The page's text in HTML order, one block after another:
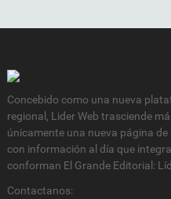
Concebido como una nueva
regional, Lider Web trasciende
únicamente una nueva página
con información al día que
conforman El Grande Editorial:
Contactanos: